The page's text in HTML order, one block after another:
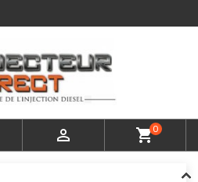
 shopping_cart0